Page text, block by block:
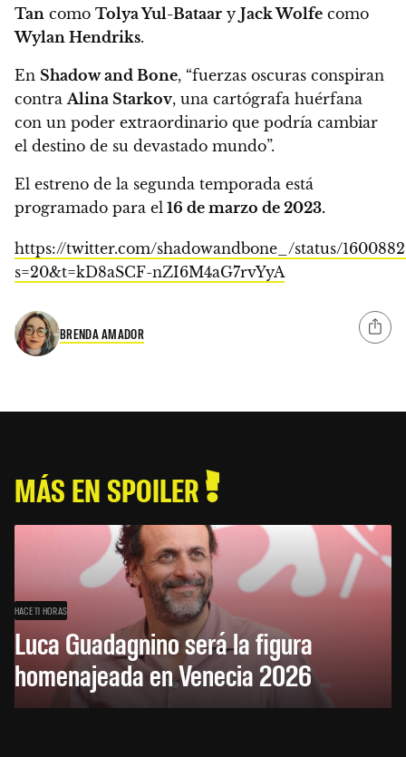
Tan como Tolya Yul-Bataar y Jack Wolfe como
Wylan Hendriks.
En Shadow and Bone, “fuerzas oscuras conspiran
contra Alina Starkov, una cartógrafa huérfana
con un poder extraordinario que podría cambiar
el destino de su devastado mundo”.
El estreno de la segunda temporada está
programado para el 16 de marzo de 2023.
https://twitter.com/shadowandbone_/status/
s=20&t=kD8aSCF-nZI6M4aG7rvYyA
BRENDA AMADOR
MÁS EN SPOILER
HACE 11 HORAS
Luca Guadagnino será la figura
homenajeada en Venecia 2026